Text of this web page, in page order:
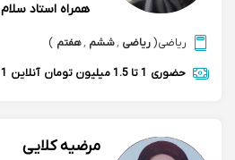
همراه استاد سلام
ریاضی(ریاضی ,ششم ,هفتم )
حضوری 1 تا 1.5 میلیون تومان آنلاین 1 تا 1.5 میلیون تومان
مرضیه کلایی